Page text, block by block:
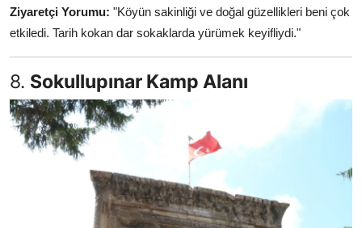
Ziyaretçi Yorumu: "Köyün sakinliği ve doğal güzellikleri beni çok
etkiledi. Tarih kokan dar sokaklarda yürümek keyifliydi."
8. Sokullupınar Kamp Alanı